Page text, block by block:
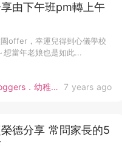
專欄分享．教育路．bloggers．幼稚園入學．教育心得 7 years ago
享由下午班pm轉上午
offer，幸運兒得到心儀學校
當年老娘也是如此...
榮德分享 常問家長的5